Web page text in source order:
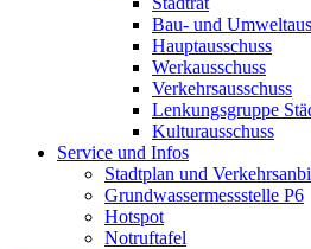
Bau- und
Hauptausschuss
Werkausschuss
Verkehrsausschuss
Lenkungsgruppe
Kulturausschuss
Service und Infos
Stadtplan und
Grundwassermessstelle P6
Hotspot
Notruftafel